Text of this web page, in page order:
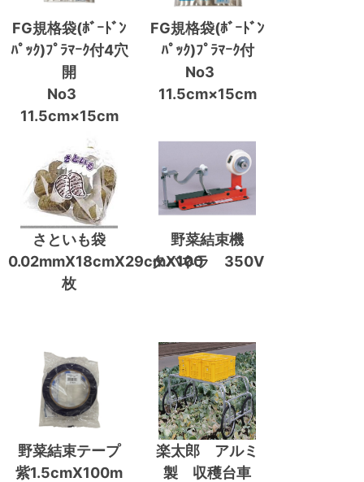
FG規格袋(ﾎﾞｰﾄﾞﾝ
ﾊﾟｯｸ)ﾌﾟﾗﾏｰｸ付4穴
開
No3
11.5cm×15cm
FG規格袋(ﾎﾞｰﾄﾞﾝ
ﾊﾟｯｸ)ﾌﾟﾗﾏｰｸ付
No3
11.5cm×15cm
さといも袋
0.02mmX18cmX29cmX100
枚
野菜結束機
タバネラ 350V
野菜結束テープ
紫1.5cmX100m
楽太郎 アルミ
製 収穫台車